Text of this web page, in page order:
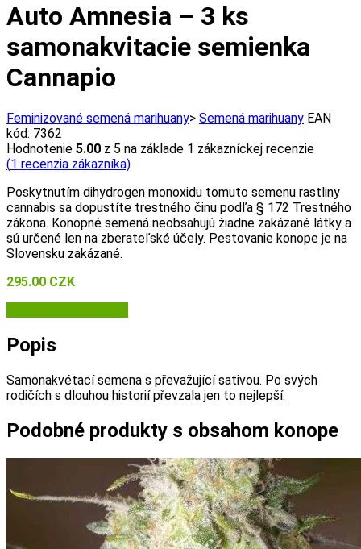
Auto Amnesia – 3 ks
samonakvitacie semienka
Cannapio
Feminizované semená marihuany> Semená marihuany EAN
kód: 7362
Hodnotenie 5.00 z 5 na základe 1 zákazníckej recenzie
(1 recenzia zákazníka)
Poskytnutím dihydrogen monoxidu tomuto semenu rastliny
cannabis sa dopustíte trestného činu podľa § 172 Trestného
zákona. Konopné semená neobsahujú žiadne zakázané látky a
sú určené len na zberateľské účely. Pestovanie konope je na
Slovensku zakázané.
295.00 CZK
Popis
Samonakvétací semena s převažující sativou. Po svých
rodičích s dlouhou historií převzala jen to nejlepší.
Podobné produkty s obsahom konope